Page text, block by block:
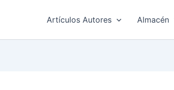
Artículos Autores Almacén